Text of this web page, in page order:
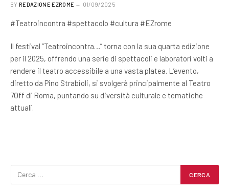
BY REDAZIONE EZROME 01/09/2025
#Teatroincontra #spettacolo #cultura #EZrome
Il festival “Teatroincontra…” torna con la sua quarta edizione
per il 2025, offrendo una serie di spettacoli e laboratori volti a
rendere il teatro accessibile a una vasta platea. L’evento,
diretto da Pino Strabioli, si svolgerà principalmente al Teatro
7Off di Roma, puntando su diversità culturale e tematiche
attuali.